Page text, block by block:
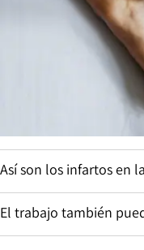
Así son los infartos en
El trabajo también